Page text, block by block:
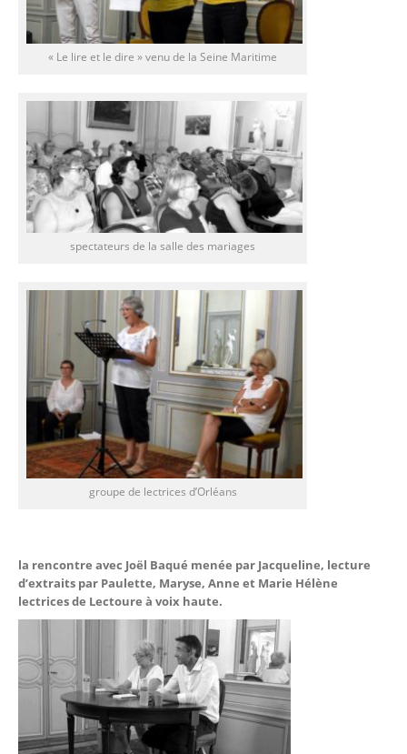
« Le lire et le dire » venu de la Seine Maritime
spectateurs de la salle des mariages
groupe de lectrices d’Orléans
la rencontre avec Joël Baqué menée par Jacqueline, lecture
d’extraits par Paulette, Maryse, Anne et Marie Hélène
lectrices de Lectoure à voix haute.